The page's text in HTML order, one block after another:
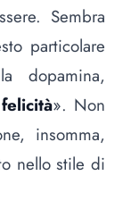
Sembra
particolare
dopamina,
». Non
insomma,
nello stile di